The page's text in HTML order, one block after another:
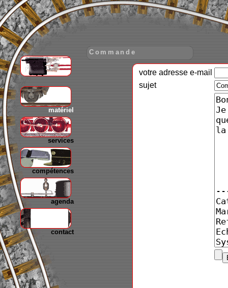
matériel
services
compétences
agenda
contact
Commande
votre adresse e-mail
sujet